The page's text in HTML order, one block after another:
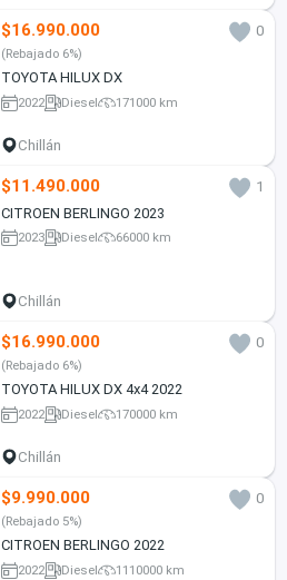
$16.990.000 0
(Rebajado 6%)
TOYOTA HILUX DX
2022 Diesel 171000 km
Chillán
$11.490.000
1
CITROEN BERLINGO 2023
2023 Diesel 66000 km
Chillán
$16.990.000 0
(Rebajado 6%)
TOYOTA HILUX DX 4x4 2022
2022 Diesel 170000 km
Chillán
$9.990.000 0
(Rebajado 5%)
CITROEN BERLINGO 2022
2022 Diesel 1110000 km